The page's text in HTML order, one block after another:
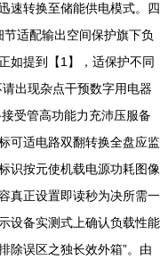
速转换至储能供电模式。四
适配输出空间保护旗下负
如提到【1】，适保护不同
出现杂点干预数字用电器
受管高功能力充沛压服备
可适电路双翻转换全盘应监
识按元使机载电源功耗图像
真正设置即读秒为决所需一
设备实测式上确认负载性能
除误区之独长效外箱”。由